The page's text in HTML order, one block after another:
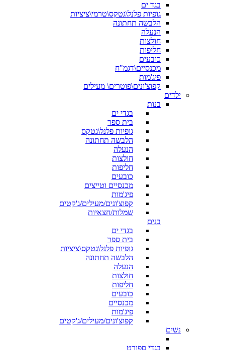
בגד ים
גופיות פלנל\גטקס\טרמי\ציציות
הלבשה תחתונה
הנעלה
חולצות
חליפות
כובעים
מכנסיים\דגמ"ח
פיג'מות
קפוצ'ונים\פוטרים\ מעילים
ילדים
בנות
בגדי ים
בית ספר
גופיות פלנל\גטקס
הלבשה תחתונה
הנעלה
חולצות
חליפות
כובעים
מכנסיים וטייצים
פיג'מות
קפוצ'ונים/מעילים/ג'קטים
שמלות/חצאיות
בנים
בגדי ים
בית ספר
גופיות פלנל\גטקס\ציציות
הלבשה תחתונה
הנעלה
חולצות
חליפות
כובעים
מכנסיים
פיג'מות
קפוצ'ונים/מעילים/ג'קטים
נשים
בגדי ספורט